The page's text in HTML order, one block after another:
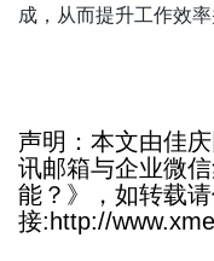
成，从而提升工作效
声明：本文由佳
讯邮箱与企业微
能？》，如转载
接:http://